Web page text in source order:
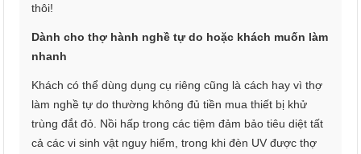
thôi!
Dành cho thợ hành nghề tự do hoặc khách muốn làm
nhanh
Khách có thể dùng dụng cụ riêng cũng là cách hay vì thợ
làm nghề tự do thường không đủ tiền mua thiết bị khử
trùng đắt đỏ. Nồi hấp trong các tiệm đảm bảo tiêu diệt tất
cả các vi sinh vật nguy hiểm, trong khi đèn UV được thợ